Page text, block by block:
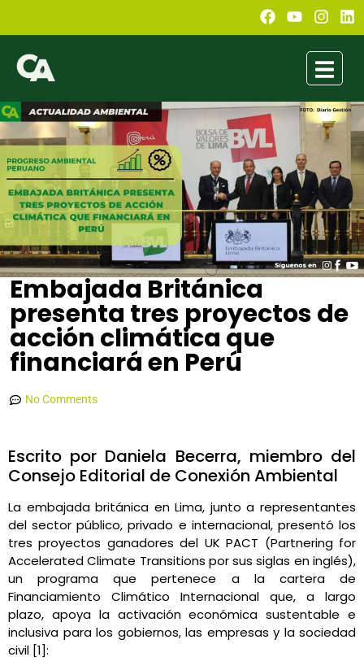
Embajada Británica
presenta tres proyectos de
acción climática que
financiará en Perú
No Comments
Escrito por Daniela Becerra, miembro del
Consejo Editorial de Conexión Ambiental
La embajada británica en Lima, junto a representantes
del sector público, privado e internacional, presentó los
tres proyectos ganadores del UK PACT (Partnering for
Accelerated Climate Transitions por sus siglas en inglés),
un programa que pertenece a la cartera de
Financiamiento Climático Internacional que, a largo
plazo, apoya la activación económica sustentable e
inclusiva para los gobiernos, las empresas y la sociedad
civil [1]: